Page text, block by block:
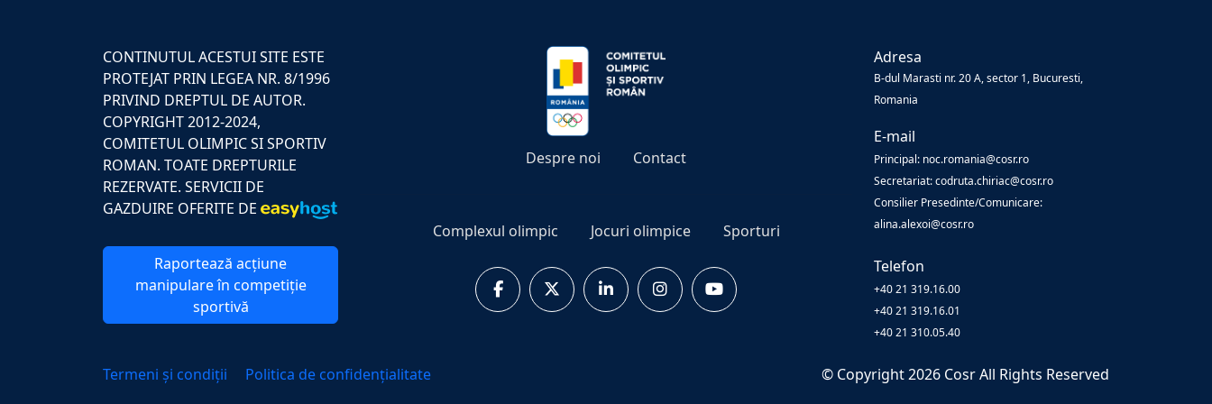
CONTINUTUL ACESTUI SITE ESTE
PROTEJAT PRIN LEGEA NR. 8/1996
PRIVIND DREPTUL DE AUTOR.
COPYRIGHT 2012-2024,
COMITETUL OLIMPIC SI SPORTIV
ROMAN. TOATE DREPTURILE
REZERVATE. SERVICII DE
GAZDUIRE OFERITE DE
Raportează acțiune
manipulare în competiție
sportivă
Despre noi Contact
Complexul olimpic Jocuri olimpice Sporturi
Adresa
B-dul Marasti nr. 20 A, sector 1, Bucuresti,
Romania
E-mail
Principal: noc.romania@cosr.ro
Secretariat: codruta.chiriac@cosr.ro
Consilier Presedinte/Comunicare:
alina.alexoi@cosr.ro
Telefon
+40 21 319.16.00
+40 21 319.16.01
+40 21 310.05.40
Termeni și condiții Politica de confidențialitate © Copyright2026 CosrAll Rights Reserved